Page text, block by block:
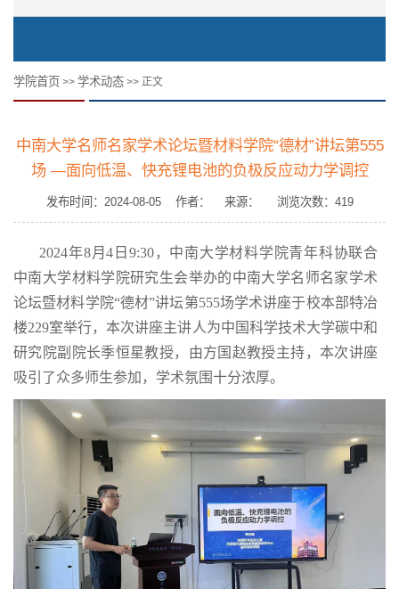
学院首页 >> 学术动态 >> 正文
中南大学名师名家学术论坛暨材料学院“德材”讲坛第555
场 —面向低温、快充锂电池的负极反应动力学调控
发布时间：2024-08-05 作者： 来源： 浏览次数： 419
2024年8月4 日 9:30，中南大学材料学院青年科协联合
中南大学材料学院研究生会举办的中南大学名师名家学术
论坛暨材料学院“德材”讲坛第555场学术讲座于校本部特冶
楼229室举行，本次讲座主讲人为中国科学技术大学碳中和
研究院副院长季恒星教授 ，由方国赵教授主持，本次讲座
吸引了众多师生参加，学术氛围十分浓厚。